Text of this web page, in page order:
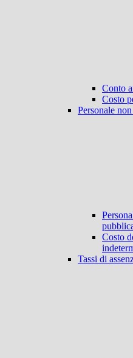
Conto
Costo
Personale
Costo
Tassi di